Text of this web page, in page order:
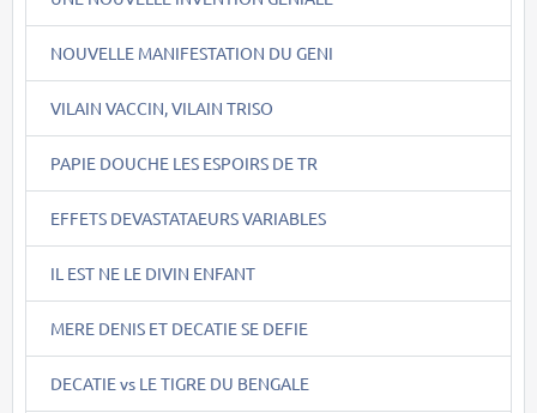
NOUVELLE MANIFESTATION DU GENI
VILAIN VACCIN, VILAIN TRISO
PAPIE DOUCHE LES ESPOIRS DE TR
EFFETS DEVASTATAEURS VARIABLES
IL EST NE LE DIVIN ENFANT
MERE DENIS ET DECATIE SE DEFIE
DECATIE vs LE TIGRE DU BENGALE